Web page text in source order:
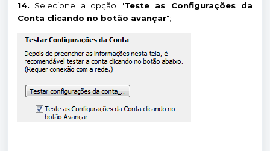
14. Selecione a opção "Teste as Configurações da
Conta clicando no botão avançar";